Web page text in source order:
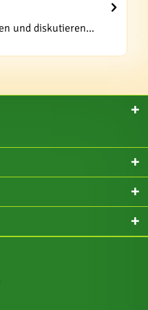
und diskutieren...